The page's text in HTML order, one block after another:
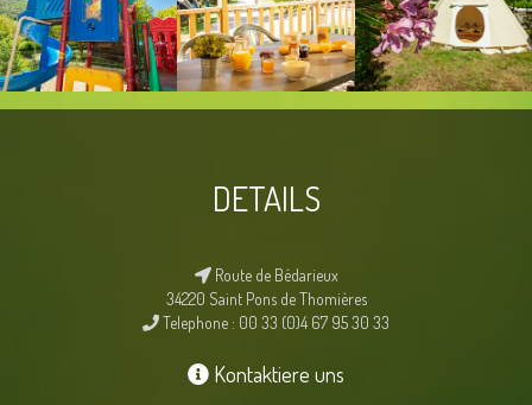
DETAILS
Route de Bédarieux
34220 Saint Pons de Thomières
Telephone : 00 33 (0)4 67 95 30 33
Kontaktiere uns